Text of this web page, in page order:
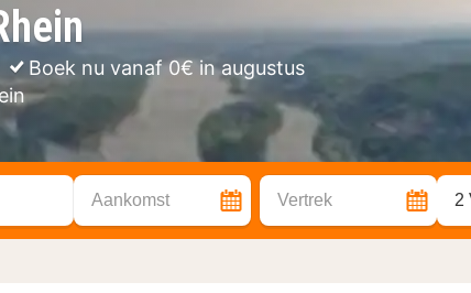
Boek nu vanaf 0€ in augustus
Aankomst Vertrek 2